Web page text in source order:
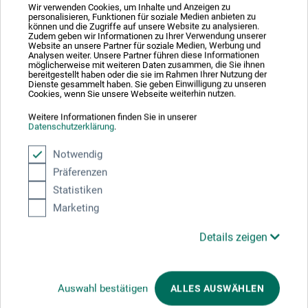
Wir verwenden Cookies, um Inhalte und Anzeigen zu
personalisieren, Funktionen für soziale Medien anbieten zu
können und die Zugriffe auf unsere Website zu analysieren.
Zudem geben wir Informationen zu Ihrer Verwendung unserer
Website an unsere Partner für soziale Medien, Werbung und
Analysen weiter. Unsere Partner führen diese Informationen
möglicherweise mit weiteren Daten zusammen, die Sie ihnen
bereitgestellt haben oder die sie im Rahmen Ihrer Nutzung der
Dienste gesammelt haben. Sie geben Einwilligung zu unseren
Cookies, wenn Sie unsere Webseite weiterhin nutzen.
Weitere Informationen finden Sie in unserer
Datenschutzerklärung.
Notwendig
Präferenzen
Statistiken
Marketing
Details zeigen
Auswahl bestätigen ALLES AUSWÄHLEN
58456 Witten
DEUTSCHLAND
pm@boesner.com
Kunden kauften auch